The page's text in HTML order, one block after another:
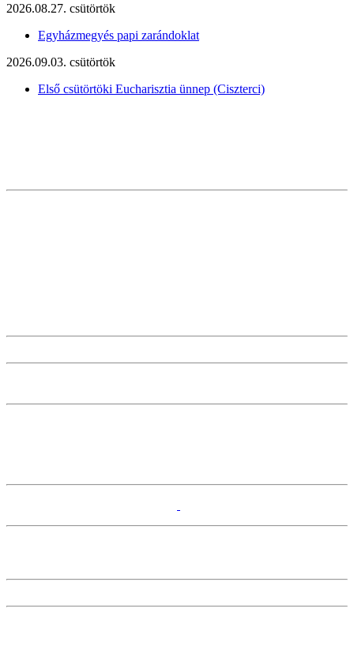
2026.08.27. csütörtök
Egyházmegyés papi zarándoklat
2026.09.03. csütörtök
Első csütörtöki Eucharisztia ünnep (Ciszterci)